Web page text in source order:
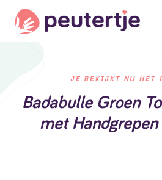
JE BEKIJKT NU HET
Badabulle Groen
met